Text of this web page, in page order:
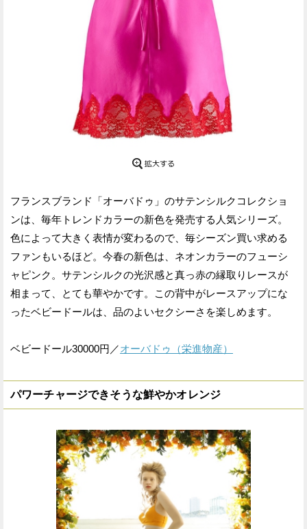
フランスブランド「オーバドゥ」のサテンシルクコレクショ
ンは、毎年トレンドカラーの新色を発売する人気シリーズ。
色によって大きく表情が変わるので、毎シーズン買い求める
ファンもいるほど。今春の新色は、ネオンカラーのフューシ
ャピンク。サテンシルクの光沢感と真っ赤の縁取りレースが
相まって、とても華やかです。この背中がレースアップにな
ったベビードールは、品のよいセクシーさを楽しめます。
ベビードール30000円／オーバドゥ（栄進物産）
パワーチャージできそうな鮮やかオレンジ